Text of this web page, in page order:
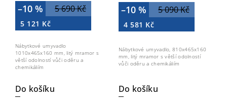
5 690 Kč
–10 %
5 121 Kč
Do košíku
Nábytkové umyvadlo
1010x465x160 mm, litý mramor s
větší odolností vůči oděru a
chemikáliím
5 090 Kč
–10 %
4 581 Kč
Do košíku
Nábytkové umyvadlo, 810x465x160
mm, litý mramor s větší odolností
vůči oděru a chemikáliím